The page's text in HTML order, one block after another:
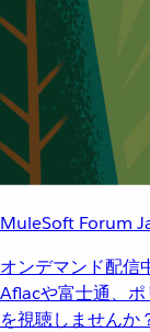
MuleSoft Forum
オンデマンド配信
Aflacや富士通、
を視聴しませんか